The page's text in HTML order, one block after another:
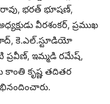
భరత్ భూషణ్,
వీరశంకర్, ప్రముఖ
కె.ఎల్.స్టూడియో
ప్రవీణ్, ఇమ్మడి రమేష్,
కాంతి కృష్ణ తదితర